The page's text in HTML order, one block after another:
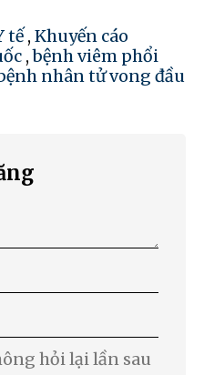
tế, Khuyến cáo
,bệnh viêm phổi
nhân tử vong đầu
hỏi lại lần sau